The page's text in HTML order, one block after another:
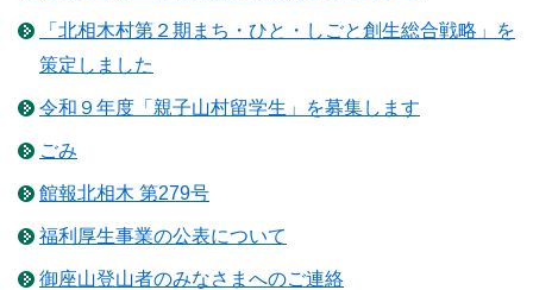
「北相木村第２期まち・ひと・しごと創生総合戦略」を
策定しました
令和９年度「親子山村留学生」を募集します
ごみ
館報北相木 第279号
福利厚生事業の公表について
御座山登山者のみなさまへのご連絡